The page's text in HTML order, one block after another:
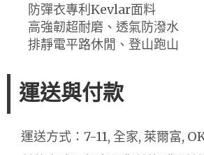
防彈衣專利Kevlar面料
高強韌超耐磨、透氣防潑水
排靜電平路休閒、登山跑山
運送與付款
運送方式：7-11, 全家, 萊爾富,